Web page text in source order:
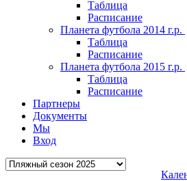
Таблица
Расписание
Планета футбола 2014 г.р.
Таблица
Расписание
Планета футбола 2015 г.р.
Таблица
Расписание
Партнеры
Документы
Мы
Вход